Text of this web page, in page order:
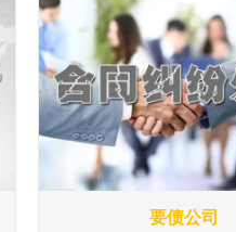
要债公司